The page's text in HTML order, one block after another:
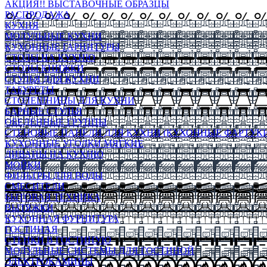
АКЦИЯ!! ВЫСТАВОЧНЫЕ ОБРАЗЦЫ
РАСПРОДАЖА
КУХНЯ
МОДУЛЬНЫЕ КУХНИ
КУХОННЫЕ ГАРНИТУРЫ
СТОЛЫ НА КУХНЮ
СТОЛЫ КНИЖКИ
СТУЛЬЯ ДЛЯ КУХНИ
ТАБУРЕТЫ
СТОЛЕШНИЦЫ ДЛЯ КУХНИ
БАРНЫЕ СТУЛЬЯ
ОБЕДЕННЫЕ ГРУППЫ
СТЕНОВЫЕ ПАНЕЛИ ДЛЯ КУХНИ (КУХОННЫЕ
КУХОННЫЕ УГОЛКИ МЯГКИЕ
ДИВАНЫ НА КУХНЮ
МОЙКИ
ФИЛЬТРЫ ДЛЯ ВОДЫ
СМЕСИТЕЛИ
БЫТОВАЯ ТЕХНИКА
ВЫТЯЖКИ
КУХОННАЯ ФУРНИТУРА
ГОСТИНАЯ
СТЕНКИ В ГОСТИНУЮ
МОДУЛЬНЫЕ СИСТЕМЫ ДЛЯ ГОСТИНОЙ
ЭЛЕКТРОКАМИНЫ